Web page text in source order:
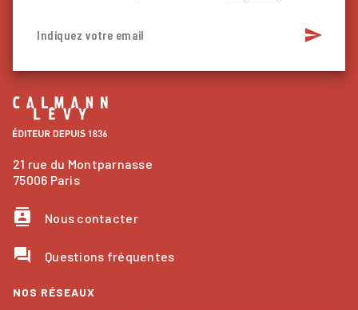
Indiquez votre email send
21 rue du Montparnasse
75006 Paris
contacts Nous contacter
question_answer Questions fréquentes
NOS RÉSEAUX